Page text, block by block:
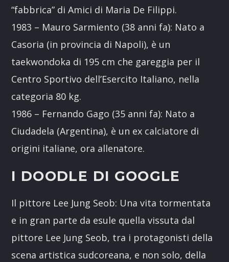
“fabbrica” di Amici di Maria De Filippi.
1983 – Mauro Sarmiento (38 anni fa): Nato a
Casoria (in provincia di Napoli), è un
taekwondoka di 195 cm che gareggia per il
Centro Sportivo dell’Esercito Italiano, nella
categoria 80 kg.
1986 – Fernando Gago (35 anni fa): Nato a
Ciudadela (Argentina), è un ex calciatore di
origini italiane, ora allenatore.
I DOODLE DI GOOGLE
Il pittore Lee Jung Seob: Una vita tormentata
e in gran parte da esule quella vissuta dal
pittore Lee Jung Seob, tra i protagonisti della
scena artistica sudcoreana, e non solo, della